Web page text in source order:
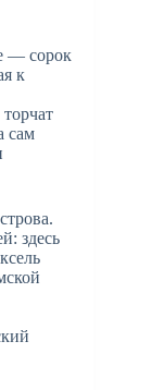
— сорок
к
сам
здесь